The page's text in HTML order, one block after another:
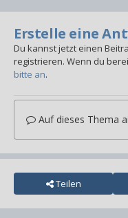
Erstelle eine
Du kannst jetzt einen
registrieren. Wenn du
bitte an.
Auf dieses Thema
Teilen